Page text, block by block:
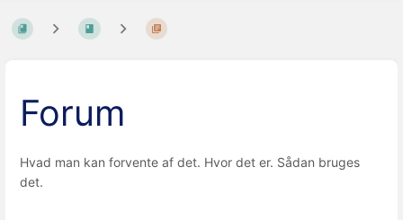
Forum
Hvad man kan forvente af det. Hvor det er. Sådan bruges
det.